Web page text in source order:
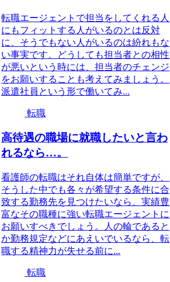
転職エージェントで担当をしてくれる人
にもフィットする人がいるのとは反対
に、そうでもない人がいるのは紛れもな
い事実です。どうしても担当者との相性
が悪いという時には、担当者のチェンジ
をお願いすることも考えてみましょう。
派遣社員という形で働いてみ...
転職
高待遇の職場に就職したいと言わ
れるなら…。
看護師の転職はそれ自体は簡単ですが、
そうした中でも各々が希望する条件に合
致する勤務先を見つけたいなら、実績豊
富なその職種に強い転職エージェントに
お願いすべきでしょう。人の輪であると
か勤務規定などにあえいでいるなら、転
職する精神力が失せる前に...
転職